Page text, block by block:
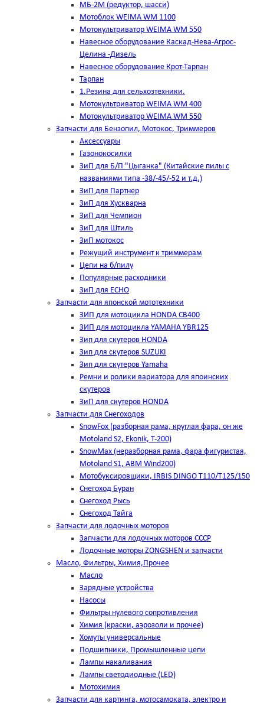
МБ-2М (редуктор, шасси)
Мотоблок WEIMA WM 1100
Мотокультриватор WEIMA WM 550
Навесное оборудование Каскад-Нева-Агрос-
Целина -Дизель
Навесное оборудование Крот-Тарпан
Тарпан
1.Резина для сельхозтехники.
Мотокультриватор WEIMA WM 400
Мотокультриватор WEIMA WM 550
Запчасти для Бензопил, Мотокос, Триммеров
Аксессуары
Газонокосилки
ЗиП для Б/П "Цыганка" (Китайские пилы с
названиями типа -38/-45/-52 и т.д.)
ЗиП для Партнер
ЗиП для Хускварна
ЗиП для Чемпион
ЗиП для Штиль
ЗиП мотокос
Режущий инструмент к триммерам
Цепи на б/пилу
Популярные расходники
ЗиП для ЕСНО
Запчасти для японской мототехники
ЗИП для мотоцикла HONDA CB400
ЗИП для мотоцикла YAMAHA YBR125
Зип для скутеров HONDA
Зип для скутеров SUZUKI
Зип для скутеров Yamaha
Ремни и ролики вариатора для япоинских
скутеров
ЗиП для скутеров HONDA
Запчасти для Снегоходов
SnowFox (разборная рама, круглая фара, он же
Motoland S2, Ekonik, T-200)
SnowMax (неразборная рама, фара фигуристая,
Motoland S1, ABM Wind200)
Мотобуксировщики, IRBIS DINGO Т110/Т125/150
Снегоход Буран
Снегоход Рысь
Снегоход Тайга
Запчасти для лодочных моторов
Запчасти для лодочных моторов СССР
Лодочные моторы ZONGSHEN и запчасти
Масло, Фильтры, Химия,Прочее
Масло
Зарядные устройства
Насосы
Фильтры нулевого сопротивления
Химия (краски, аэрозоли и прочее)
Хомуты универсальные
Подшипники, Промышленные цепи
Лампы накаливания
Лампы светодиодные (LED)
Мотохимия
Запчасти для картинга, мотосамоката, электро и